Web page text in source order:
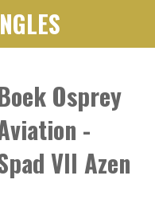
Osprey
-
VII Azen